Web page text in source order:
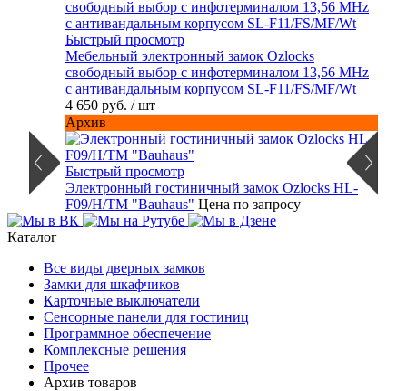
Быстрый просмотр
Мебельный электронный замок Ozlocks
свободный выбор с инфотерминалом 13,56 MHz
с антивандальным корпусом SL-F11/FS/MF/Wt
4 650 руб. / шт
Архив
Быстрый просмотр
Электронный гостиничный замок Ozlocks HL-
F09/H/TM "Bauhaus" Цена по запросу
Каталог
Все виды дверных замков
Замки для шкафчиков
Карточные выключатели
Сенсорные панели для гостиниц
Программное обеспечение
Комплексные решения
Прочее
Архив товаров